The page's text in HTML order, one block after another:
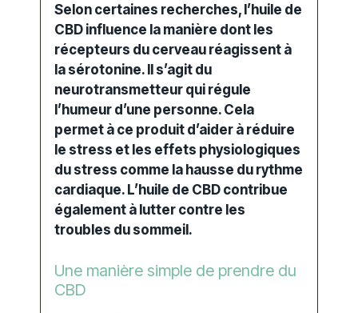
Selon certaines recherches, l’huile de
CBD influence la manière dont les
récepteurs du cerveau réagissent à
la sérotonine. Il s’agit du
neurotransmetteur qui régule
l’humeur d’une personne. Cela
permet à ce produit d’aider à réduire
le stress et les effets physiologiques
du stress comme la hausse du rythme
cardiaque. L’huile de CBD contribue
également à lutter contre les
troubles du sommeil.
Une manière simple de prendre du
CBD